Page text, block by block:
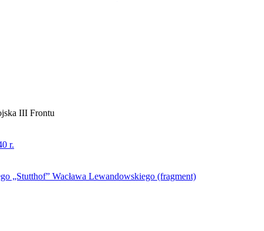
III Frontu
r.
„Stutthof” Wacława Lewandowskiego (fragment)